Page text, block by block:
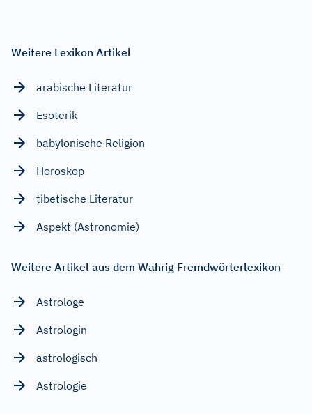
Weitere Lexikon Artikel
arabische Literatur
Esoterik
babylonische Religion
Horoskop
tibetische Literatur
Aspekt (Astronomie)
Weitere Artikel aus dem Wahrig Fremdwörterlexikon
Astrologe
Astrologin
astrologisch
Astrologie